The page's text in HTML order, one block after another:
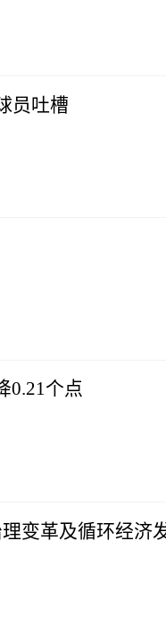
员吐槽
0.21个点
变革及循环经济